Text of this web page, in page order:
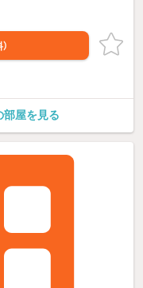
部屋を見る